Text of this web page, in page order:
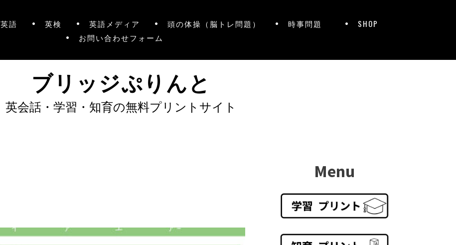
英語 英検 英語メディア 頭の体操（脳トレ問題） 時事問題
SHOP
お問い合わせフォーム
ブリッジぷりんと
英会話・学習・知育の無料プリントサイト
Menu